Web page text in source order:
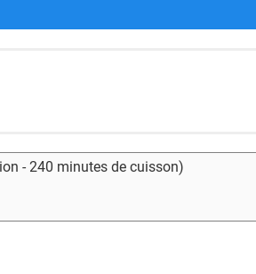
- 240 minutes de cuisson)